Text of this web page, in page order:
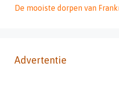
De mooiste dorpen van
Advertentie